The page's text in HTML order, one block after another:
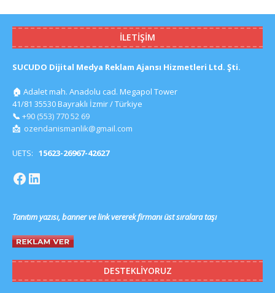
İLETIŞIM
SUCUDO Dijital Medya Reklam Ajansı Hizmetleri Ltd. Şti.
🏠 Adalet mah. Anadolu cad. Megapol Tower
41/81 35530 Bayraklı İzmir / Türkiye
📞 +90 (553) 770 52 69
📩 ozendanismanlik@gmail.com
UETS: 15623-26967-42627
Tanıtım yazısı, banner ve link vererek firmanı üst sıralara taşı
DESTEKLIYORUZ